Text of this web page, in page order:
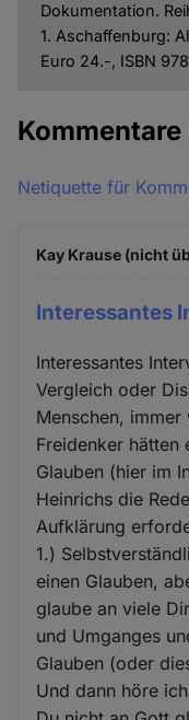
Dokumentation.
1. Aschaffenburg:
Euro 24.-, ISBN
Kommentare
Netiquette für
Kay Krause (nicht
Interessantes
Interessantes
Vergleich oder
Menschen,
Freidenker hätten
Glauben (hier im
Heinrichs die
Aufklärung
1.)
einen Glauben,
glaube an viele
und Umganges
Glauben (oder
Und dann höre